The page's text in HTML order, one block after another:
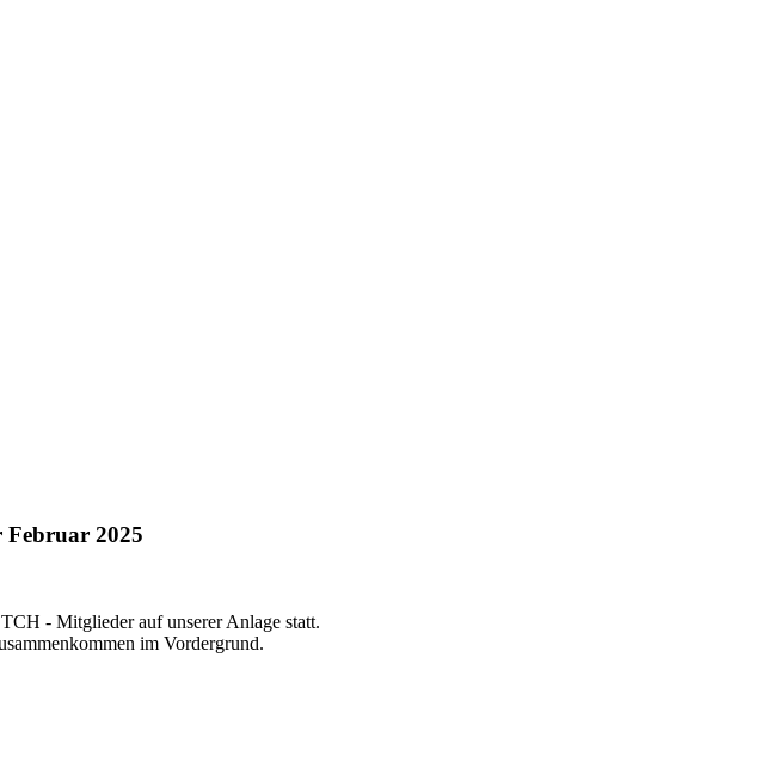
Februar 2025
- Mitglieder auf unserer Anlage statt.
im Vordergrund.